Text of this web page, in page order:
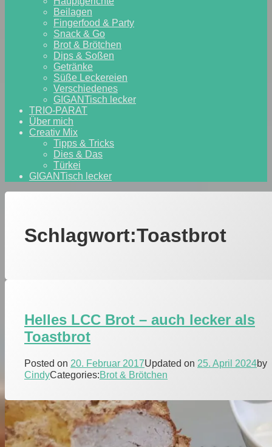
Beilagen
Fingerfood & Party
Snack & Go
Brot & Brötchen
Dips & Soßen
Getränke
Süße Leckereien
Verschiedenes
GIGANTisch lecker
TRIO-PARAT
Über mich
Creativ Mix
Tipps & Tricks
Dies & Das
Türkei
GIGANTisch lecker
Schlagwort:Toastbrot
Helles LCC Brot – auch lecker als
Toastbrot
Posted on 20. Februar 2017Updated on 25. April 2024by
CindyCategories:Brot & Brötchen